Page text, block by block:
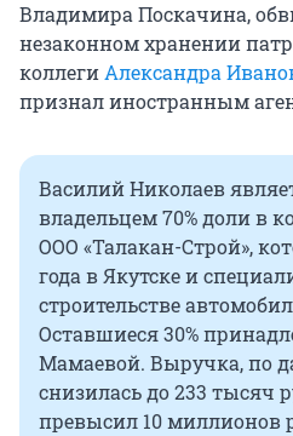
Владимира Поскачина,
незаконном хранении
коллегиАлександра
признал иностранным
Василий Николаев
владельцем 70% доли в
ООО «Талакан-Строй»,
года в Якутске и
строительстве
Оставшиеся 30%
Мамаевой. Выручка, по
снизилась до 233 тысяч
превысил 10 миллионов